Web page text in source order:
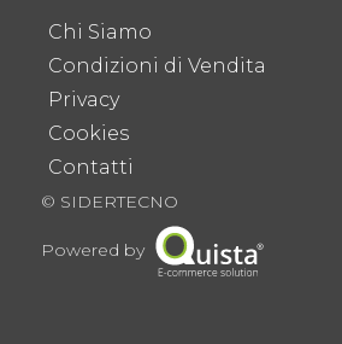
Chi Siamo
Condizioni di Vendita
Privacy
Cookies
Contatti
© SIDERTECNO
Powered by